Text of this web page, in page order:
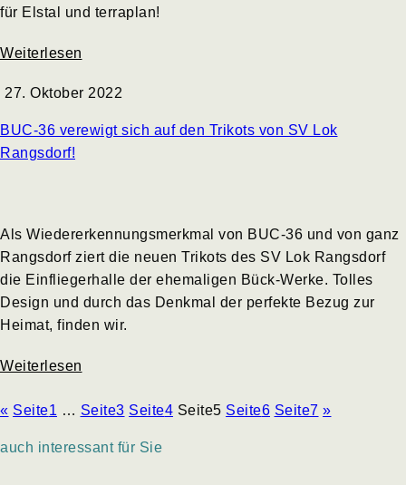
für Elstal und terraplan!
Weiterlesen
27. Oktober 2022
BUC-36 verewigt sich auf den Trikots von SV Lok
Rangsdorf!
Als Wiedererkennungsmerkmal von BUC-36 und von ganz
Rangsdorf ziert die neuen Trikots des SV Lok Rangsdorf
die Einfliegerhalle der ehemaligen Bück-Werke. Tolles
Design und durch das Denkmal der perfekte Bezug zur
Heimat, finden wir.
Weiterlesen
« Seite1 … Seite3 Seite4 Seite5 Seite6 Seite7 »
auch interessant für Sie